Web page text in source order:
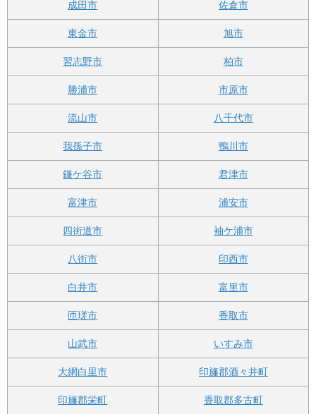
成田市 佐倉市
東金市 旭市
習志野市 柏市
勝浦市 市原市
流山市 八千代市
我孫子市 鴨川市
鎌ケ谷市 君津市
富津市 浦安市
四街道市 袖ケ浦市
八街市 印西市
白井市 富里市
匝瑳市 香取市
山武市 いすみ市
大網白里市 印旛郡酒々井町
印旛郡栄町 香取郡多古町